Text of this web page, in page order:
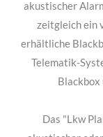
verschweißt
Plane
akustischer
zeitgleich ein
erhältliche
Blackbox